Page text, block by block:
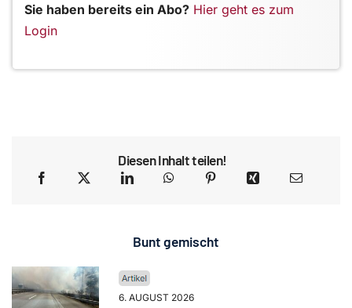
Sie haben bereits ein Abo? Hier geht es zum
Login
Diesen Inhalt teilen!
Bunt gemischt
6. AUGUST 2026